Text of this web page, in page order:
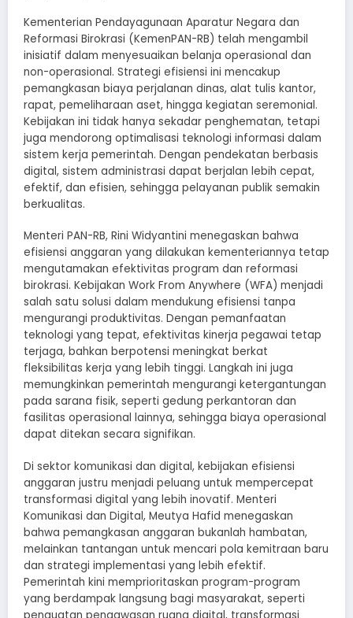
Kementerian Pendayagunaan Aparatur Negara dan
Reformasi Birokrasi (KemenPAN-RB) telah mengambil
inisiatif dalam menyesuaikan belanja operasional dan
non-operasional. Strategi efisiensi ini mencakup
pemangkasan biaya perjalanan dinas, alat tulis kantor,
rapat, pemeliharaan aset, hingga kegiatan seremonial.
Kebijakan ini tidak hanya sekadar penghematan, tetapi
juga mendorong optimalisasi teknologi informasi dalam
sistem kerja pemerintah. Dengan pendekatan berbasis
digital, sistem administrasi dapat berjalan lebih cepat,
efektif, dan efisien, sehingga pelayanan publik semakin
berkualitas.
Menteri PAN-RB, Rini Widyantini menegaskan bahwa
efisiensi anggaran yang dilakukan kementeriannya tetap
mengutamakan efektivitas program dan reformasi
birokrasi. Kebijakan Work From Anywhere (WFA) menjadi
salah satu solusi dalam mendukung efisiensi tanpa
mengurangi produktivitas. Dengan pemanfaatan
teknologi yang tepat, efektivitas kinerja pegawai tetap
terjaga, bahkan berpotensi meningkat berkat
fleksibilitas kerja yang lebih tinggi. Langkah ini juga
memungkinkan pemerintah mengurangi ketergantungan
pada sarana fisik, seperti gedung perkantoran dan
fasilitas operasional lainnya, sehingga biaya operasional
dapat ditekan secara signifikan.
Di sektor komunikasi dan digital, kebijakan efisiensi
anggaran justru menjadi peluang untuk mempercepat
transformasi digital yang lebih inovatif. Menteri
Komunikasi dan Digital, Meutya Hafid menegaskan
bahwa pemangkasan anggaran bukanlah hambatan,
melainkan tantangan untuk mencari pola kemitraan baru
dan strategi implementasi yang lebih efektif.
Pemerintah kini memprioritaskan program-program
yang berdampak langsung bagi masyarakat, seperti
penguatan pengawasan ruang digital, transformasi